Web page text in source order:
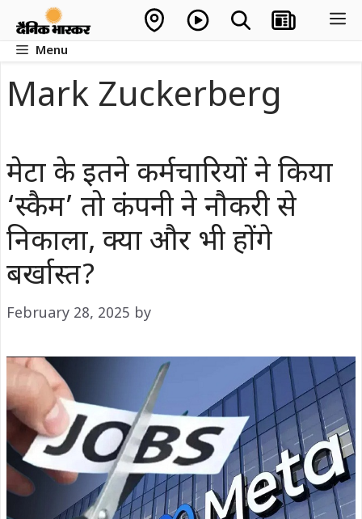
contentMenu
Mark Zuckerberg
मेटा के इतने कर्मचारियों ने किया
‘स्कैम’ तो कंपनी ने नौकरी से
निकाला, क्या और भी होंगे
बर्खास्त?
February 28, 2025 by